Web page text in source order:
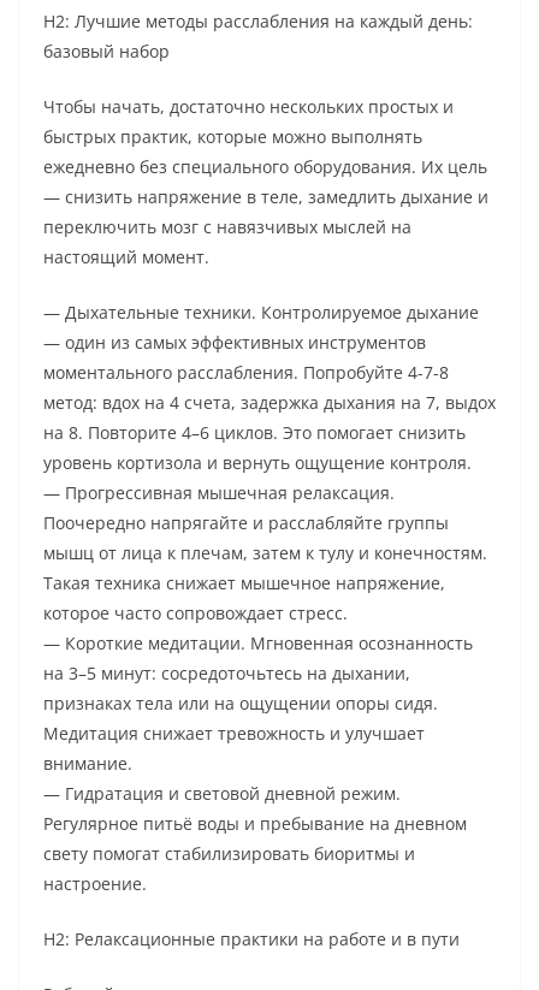
H2: Лучшие методы расслабления на каждый день:
базовый набор
Чтобы начать, достаточно нескольких простых и
быстрых практик, которые можно выполнять
ежедневно без специального оборудования. Их цель
— снизить напряжение в теле, замедлить дыхание и
переключить мозг с навязчивых мыслей на
настоящий момент.
— Дыхательные техники. Контролируемое дыхание
— один из самых эффективных инструментов
моментального расслабления. Попробуйте 4-7-8
метод: вдох на 4 счета, задержка дыхания на 7, выдох
на 8. Повторите 4–6 циклов. Это помогает снизить
уровень кортизола и вернуть ощущение контроля.
— Прогрессивная мышечная релаксация.
Поочередно напрягайте и расслабляйте группы
мышц от лица к плечам, затем к тулу и конечностям.
Такая техника снижает мышечное напряжение,
которое часто сопровождает стресс.
— Короткие медитации. Мгновенная осознанность
на 3–5 минут: сосредоточьтесь на дыхании,
признаках тела или на ощущении опоры сидя.
Медитация снижает тревожность и улучшает
внимание.
— Гидратация и световой дневной режим.
Регулярное питьё воды и пребывание на дневном
свету помогат стабилизировать биоритмы и
настроение.
H2: Релаксационные практики на работе и в пути